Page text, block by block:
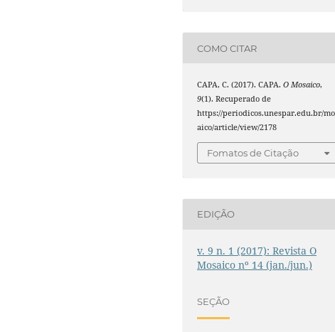
COMO CITAR
CAPA, C. (2017). CAPA.O Mosaico,
9(1). Recuperado de
https://periodicos.unespar.edu.br/
aico/article/view/2178
Fomatos de Citação
EDIÇÃO
v. 9 n. 1 (2017): Revista O
Mosaico nº 14 (jan./jun.)
SEÇÃO